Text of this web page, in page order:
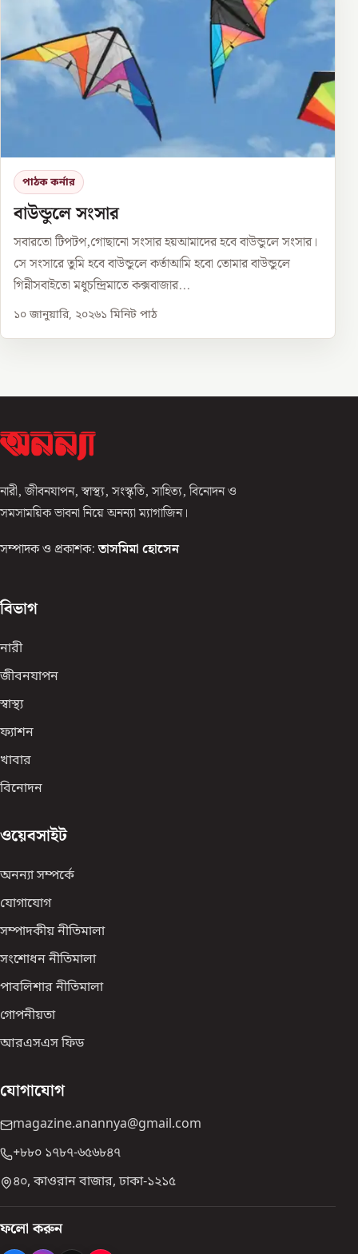
পাঠক কর্নার
বাউন্ডুলে সংসার
সবারতো টিপটপ,গোছানো সংসার হয়আমাদের হবে বাউন্ডুলে সংসার।
সে সংসারে তুমি হবে বাউন্ডুলে কর্তাআমি হবো তোমার বাউন্ডুলে
গিন্নীসবাইতো মধুচন্দ্রিমাতে কক্সবাজার...
১০ জানুয়ারি, ২০২৬১ মিনিট পাঠ
নারী, জীবনযাপন, স্বাস্থ্য, সংস্কৃতি, সাহিত্য, বিনোদন ও
সমসাময়িক ভাবনা নিয়ে অনন্যা ম্যাগাজিন।
সম্পাদক ও প্রকাশক: তাসমিমা হোসেন
বিভাগ
নারী
জীবনযাপন
স্বাস্থ্য
ফ্যাশন
খাবার
বিনোদন
ওয়েবসাইট
অনন্যা সম্পর্কে
যোগাযোগ
সম্পাদকীয় নীতিমালা
সংশোধন নীতিমালা
পাবলিশার নীতিমালা
গোপনীয়তা
আরএসএস ফিড
যোগাযোগ
magazine.anannya@gmail.com
+৮৮০ ১৭৮৭-৬৫৬৮৪৭
৪০, কাওরান বাজার, ঢাকা-১২১৫
ফলো করুন